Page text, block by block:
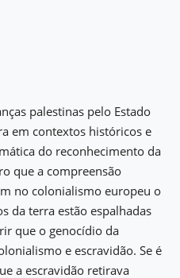
palestinas pelo Estado
em contextos históricos e
do reconhecimento da
que a compreensão
no colonialismo europeu o
da terra estão espalhadas
que o genocídio da
e escravidão. Se é
a escravidão retirava